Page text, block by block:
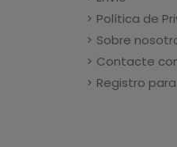
Política de
Sobre
Contacte
Registro